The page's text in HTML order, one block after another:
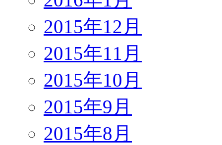
2015年12月
2015年11月
2015年10月
2015年9月
2015年8月